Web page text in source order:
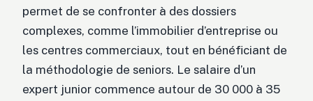
permet de se confronter à des dossiers
complexes, comme l’immobilier d’entreprise ou
les centres commerciaux, tout en bénéficiant de
la méthodologie de seniors. Le salaire d’un
expert junior commence autour de 30 000 à 35